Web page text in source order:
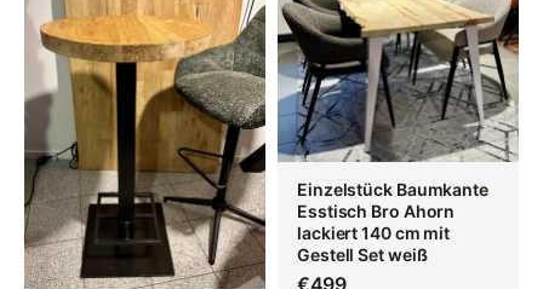
Einzelstück Baumkante
Esstisch Bro Ahorn
lackiert 140 cm mit
Gestell Set weiß